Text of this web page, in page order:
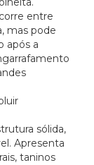
entre
mas pode
após a
sólida,
Apresenta
taninos